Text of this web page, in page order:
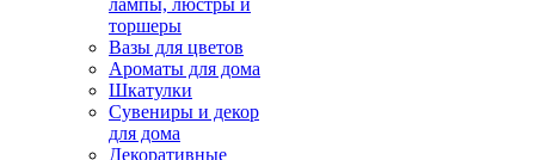
лампы, люстры и
торшеры
Вазы для цветов
Ароматы для дома
Шкатулки
Сувениры и декор
для дома
Декоративные